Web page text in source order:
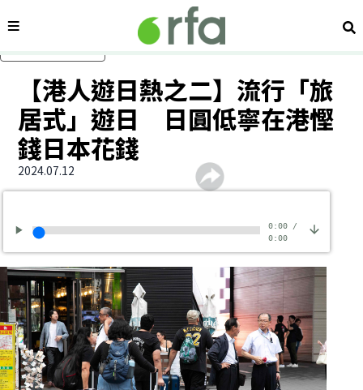
內容分類 搜
【港人遊日熱之二】流行「旅
居式」遊日 日圓低寧在港慳
錢日本花錢
2024.07.12
0:00/
0:00